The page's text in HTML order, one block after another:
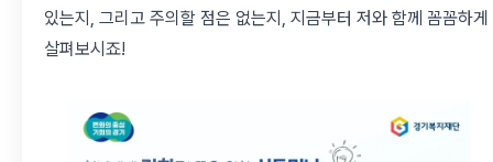
있는지, 그리고 주의할 점은 없는지, 지금부터 저와 함께 꼼꼼하게
살펴보시죠!